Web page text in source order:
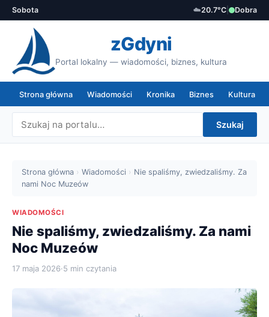
Sobota ☁️20.7°C Dobra
zGdyni
Portal lokalny — wiadomości, biznes, kultura
Strona główna Wiadomości Kronika Biznes Kultura
Szukaj
Strona główna › Wiadomości › Nie spaliśmy, zwiedzaliśmy. Za
nami Noc Muzeów
WIADOMOŚCI
Nie spaliśmy, zwiedzaliśmy. Za nami
Noc Muzeów
17 maja 2026·5 min czytania